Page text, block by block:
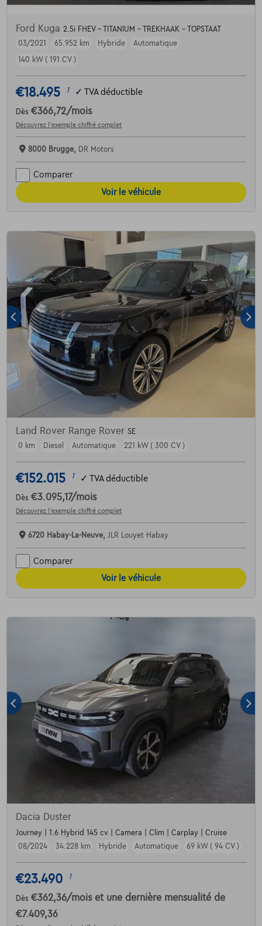
Ford Kuga 2.5i FHEV - TITANIUM - TREKHAAK - TOPSTAAT
03/2021
65.952 km Hybride
Automatique
140 kW ( 191 CV )
€18.495 1 ✓ TVA déductible
Dès €366,72/mois
Découvrez l’exemple chiffré complet
8000 Brugge, DR Motors
Comparer
Voir le véhicule
Land Rover Range Rover SE
0 km
Diesel Automatique 221 kW ( 300 CV )
€152.015 1 ✓ TVA déductible
Dès €3.095,17/mois
Découvrez l’exemple chiffré complet
6720 Habay-La-Neuve, JLR Louyet Habay
Comparer
Voir le véhicule
Dacia Duster
Journey | 1.6 Hybrid 145 cv | Camera | Clim | Carplay | Cruise
08/2024
34.228 km Hybride Automatique 69 kW ( 94 CV )
€23.490 1
Dès €362,36/mois et une dernière mensualité de
€7.409,36